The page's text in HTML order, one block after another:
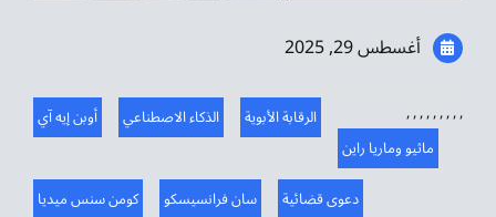
تواصل معنا
أغسطس 29, 2025
أوبن إيه آي , الذكاء الاصطناعي , الرقابة الأبوية ,
,
,
,
دعوى قضائية
,
سان فرانسيسكو
,
كومن سنس ميديا
,
ماثيو وماريا راين